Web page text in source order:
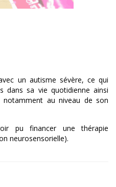
un autisme sévère, ce qui
dans sa vie quotidienne ainsi
au niveau de son
pu financer une thérapie
neurosensorielle).